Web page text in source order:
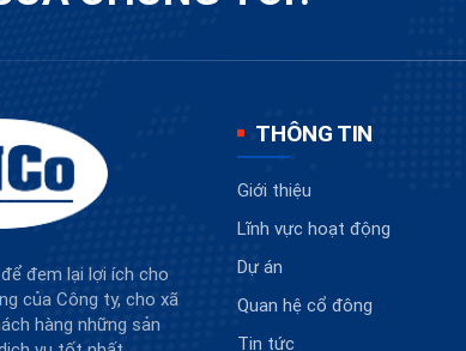
đem lại lợi ích cho
của Công ty, cho xã
hàng những sản
THÔNG TIN
Giới thiệu
Lĩnh vực hoạt động
Dự án
Quan hệ cổ đông
Tin tức